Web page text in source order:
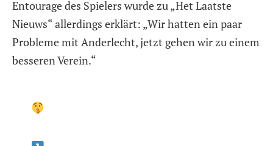
Entourage des Spielers wurde zu „Het Laatste
Nieuws“ allerdings erklärt: „Wir hatten ein paar
Probleme mit Anderlecht, jetzt gehen wir zu einem
besseren Verein.“